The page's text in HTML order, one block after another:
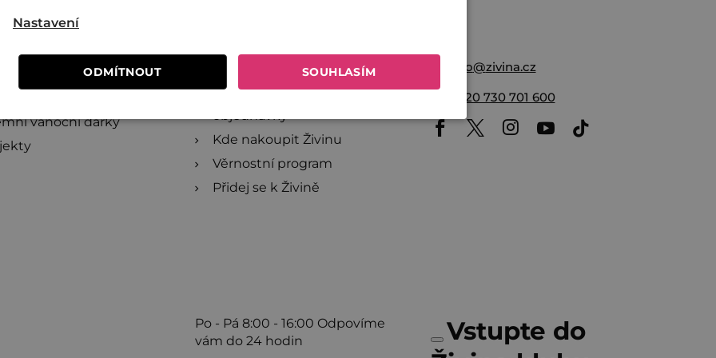
do Živiny
vánoční dárky
Kde nakoupit Živinu
Věrnostní program
Přidej se k Živině
info@zivina.cz
+420 730 701 600
Po - Pá 8:00 - 16:00 Odpovíme
vám do 24 hodin
Vstupte do
SOUHLASÍM
ODMÍTNOUT
Nastavení